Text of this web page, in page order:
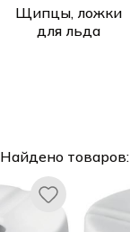
Щипцы, ложки
для льда
Найдено товаров: